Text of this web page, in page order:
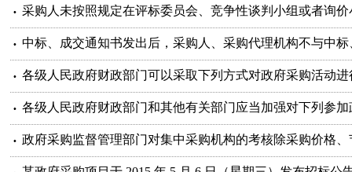
各级人民政府财政部门可以采取下列方式对政府采购活动
政府采购监督管理部门对集中采购机构的考核除采购价格